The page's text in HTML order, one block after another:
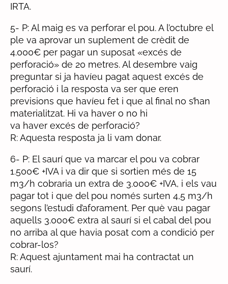
IRTA.
5- P: Al maig es va perforar el pou. A l’octubre el
ple va aprovar un suplement de crèdit de
4.000€ per pagar un suposat «excés de
perforació» de 20 metres. Al desembre vaig
preguntar si ja havíeu pagat aquest excés de
perforació i la resposta va ser que eren
previsions que havíeu fet i que al final no s’han
materialitzat. Hi va haver o no hi
va haver excés de perforació?
R: Aquesta resposta ja li vam donar.
6- P: El saurí que va marcar el pou va cobrar
1.500€ +IVA i va dir que si sortien més de 15
m3/h cobraria un extra de 3.000€ +IVA, i els vau
pagar tot i que del pou només surten 4,5 m3/h
segons l’estudi d’aforament. Per què vau pagar
aquells 3.000€ extra al saurí si el cabal del pou
no arriba al que havia posat com a condició per
cobrar-los?
R: Aquest ajuntament mai ha contractat un
saurí.